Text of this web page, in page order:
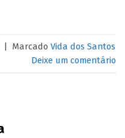
| Marcado Vida dos Santos
Deixe um comentário